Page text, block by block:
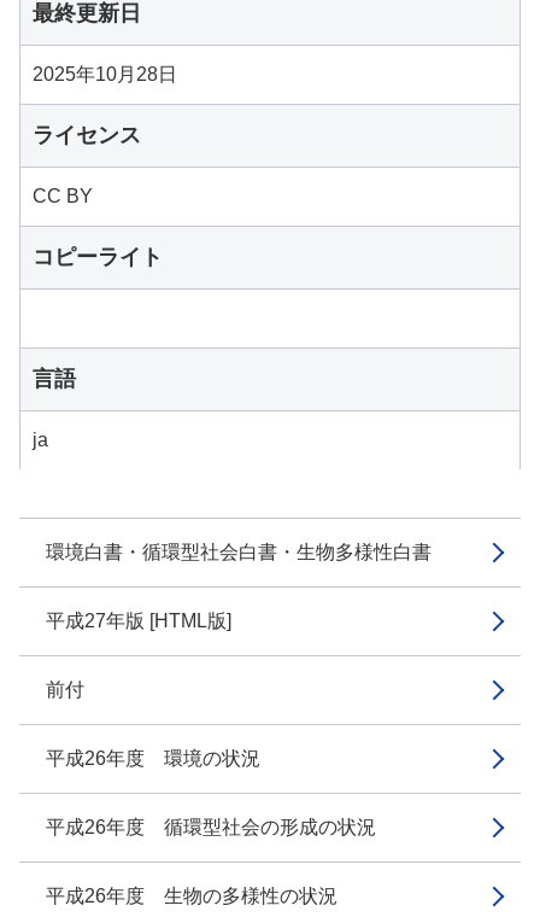
環境白書・循環型社会白書・生物多様性白書
平成27年版 [HTML版]
前付
平成26年度 環境の状況
平成26年度 循環型社会の形成の状況
平成26年度 生物の多様性の状況
最終更新日
2025年10月28日
ライセンス
CC BY
コピーライト
言語
ja